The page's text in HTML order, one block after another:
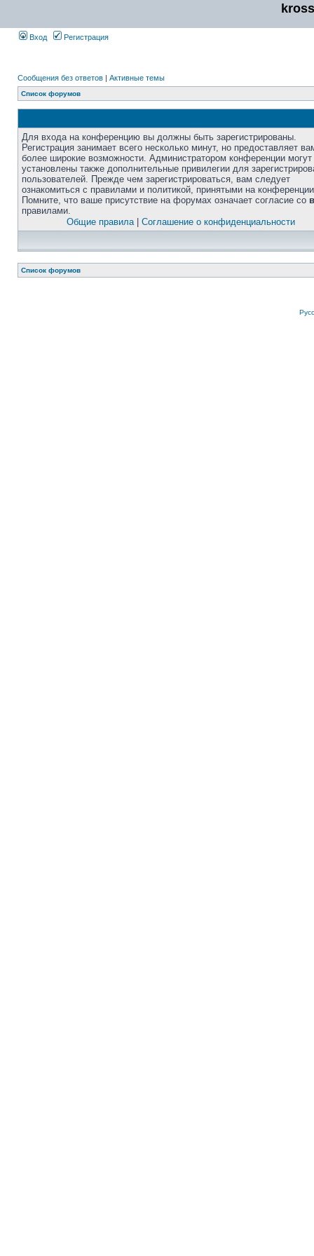
Вход Регистрация
Сообщения без ответов | Активные темы
Список форумов
Для входа на конференцию вы должны быть зарегистрированы.
Регистрация занимает всего несколько минут, но предоставляет
более широкие возможности. Администратором конференции
установлены также дополнительные привилегии для
пользователей. Прежде чем зарегистрироваться, вам следует
ознакомиться с правилами и политикой, принятыми на
Помните, что ваше присутствие на форумах означает согласие со
правилами.
Общие правила| Соглашение о конфиденциальности
Список форумов